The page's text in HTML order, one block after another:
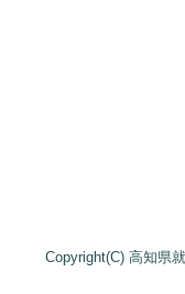
Copyright(C) 高知県